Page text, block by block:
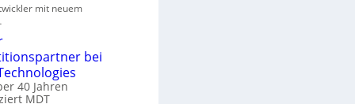
ek
i
e
n
s
E
mit neuem
bei
40 Jahren
MDT